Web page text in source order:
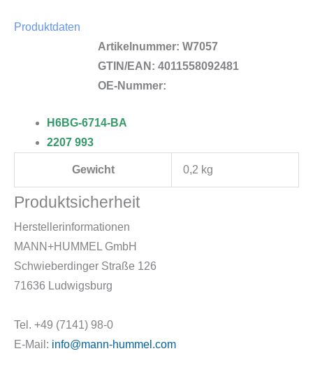
Produktdaten
Artikelnummer: W7057
GTIN/EAN: 4011558092481
OE-Nummer:
H6BG-6714-BA
2207 993
Gewicht 0,2 kg
Produktsicherheit
Herstellerinformationen
MANN+HUMMEL GmbH
Schwieberdinger Straße 126
71636 Ludwigsburg
Tel. +49 (7141) 98-0
E-Mail: info@mann-hummel.com